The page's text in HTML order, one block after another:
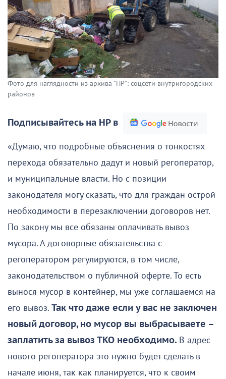
Фото для наглядности из архива "НР": соцсети внутригородских
районов
Подписывайтесь на НР в
«Думаю, что подробные объяснения о тонкостях
перехода обязательно дадут и новый регоператор,
и муниципальные власти. Но с позиции
законодателя могу сказать, что для граждан острой
необходимости в перезаключении договоров нет.
По закону мы все обязаны оплачивать вывоз
мусора. А договорные обязательства с
регоператором регулируются, в том числе,
законодательством о публичной оферте. То есть
вынося мусор в контейнер, мы уже соглашаемся на
его вывоз. Так что даже если у вас не заключен
новый договор, но мусор вы выбрасываете –
заплатить за вывоз ТКО необходимо. В адрес
нового регоператора это нужно будет сделать в
начале июня, так как планируется, что к своим